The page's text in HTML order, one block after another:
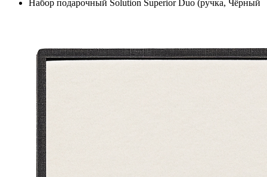
Набор подарочный Solution Superior Duo (ручка, Чёрный